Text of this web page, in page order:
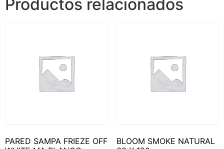
Productos relacionados
PARED SAMPA FRIEZE OFF
BLOOM SMOKE NATURAL